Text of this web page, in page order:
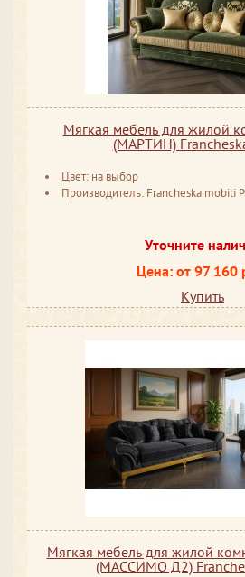
Мягкая мебель для жилой
(МАРТИН)
Цвет: на выбор
Производитель: Francheska mobili
Уточните
Цена: от 97 160
Купить
Мягкая мебель для жилой
(МАССИМО Д2)